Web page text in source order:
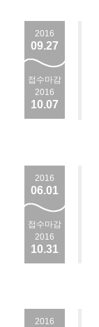
2016
09.27
접수마감
2016
10.07
2016
06.01
접수마감
2016
10.31
2016